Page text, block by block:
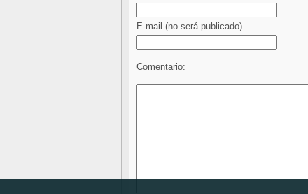
E-mail (no será publicado)
Comentario: